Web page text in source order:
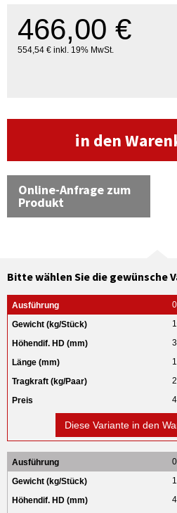
466,00 €
554,54 € inkl. 19% MwSt.
in den
Online-Anfrage zum
Produkt
Bitte wählen Sie die gewünsche
Diese Variante in den